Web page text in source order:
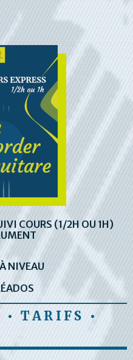
COURS (1/2H OU 1H)
NIVEAU
• TARIFS •